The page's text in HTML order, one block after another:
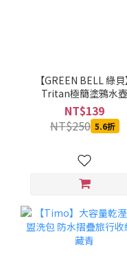
【GREEN BELL 綠貝
Tritan極簡塗鴉水壺
360ml 黑色
NT$139
NT$250 5.6折